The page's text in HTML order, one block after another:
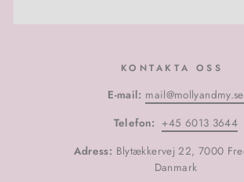
KONTAKTA OSS
E-mail: mail@mollyandmy.se
Telefon: +45 6013 3644
Adress: Blytækkervej 22, 7000
Danmark